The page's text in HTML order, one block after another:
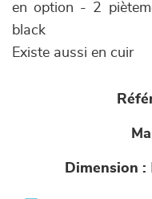
en option - 2
black
Existe aussi en cuir
Dimension :